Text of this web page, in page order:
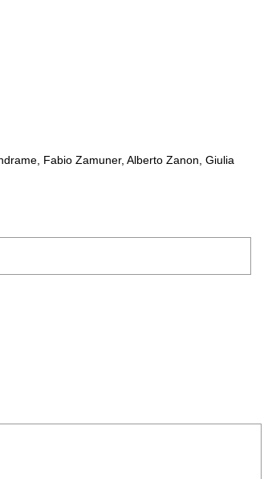
Fabio Zamuner, Alberto Zanon, Giulia